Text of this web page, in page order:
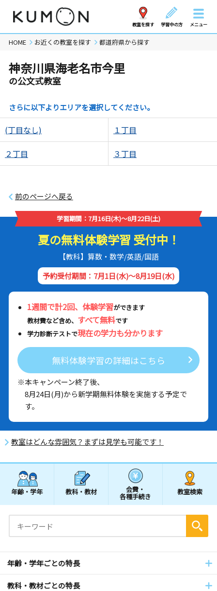
教室を探す 学習中の方 メニュー
HOME お近くの教室を探す 都道府県から探す
神奈川県海老名市今里
の公文式教室
さらに以下よりエリアを選択してください。
(丁目なし) １丁目
２丁目 ３丁目
前のページへ戻る
学習期間：7月16日(木)～8月22日(土)
夏の無料体験学習 受付中！
【教科】算数・数学/英語/国語
予約受付期間：7月1日(水)～8月19日(水)
1週間で計2回、体験学習ができます
教材費など含め、 すべて無料です
学力診断テストで現在の学力も分かります
無料体験学習の詳細はこちら
※本キャンペーン終了後、
8月24日(月)から新学期無料体験を実施する予定で
す。
教室はどんな雰囲気？まずは見学も可能です！
年齢・学年 教科・教材 会費・
各種手続き
教室検索
年齢・学年ごとの特長
教科・教材ごとの特長